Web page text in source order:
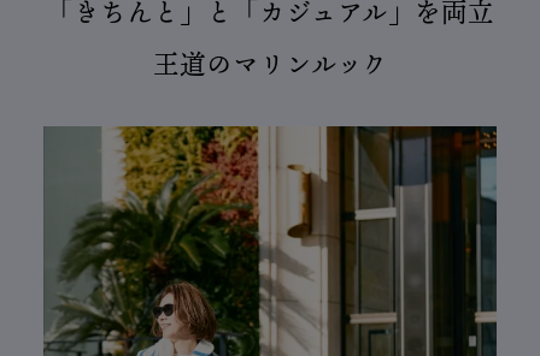
「きちんと」と「カジュアル」を両立
王道のマリンルック